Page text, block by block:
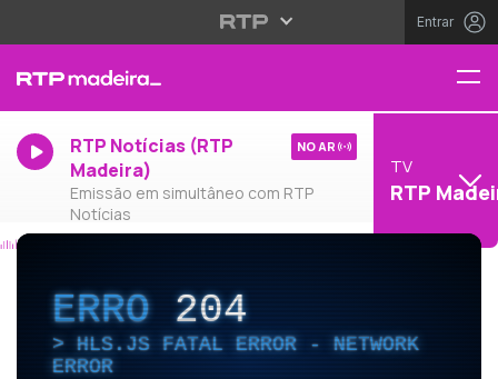
Entrar
RTP Notícias (RTP
Madeira)
Emissão em simultâneo com RTP
Notícias
NO AR
TV
RTP
ERRO204
HLS.JS FATAL ERROR - NETWORK
ERROR